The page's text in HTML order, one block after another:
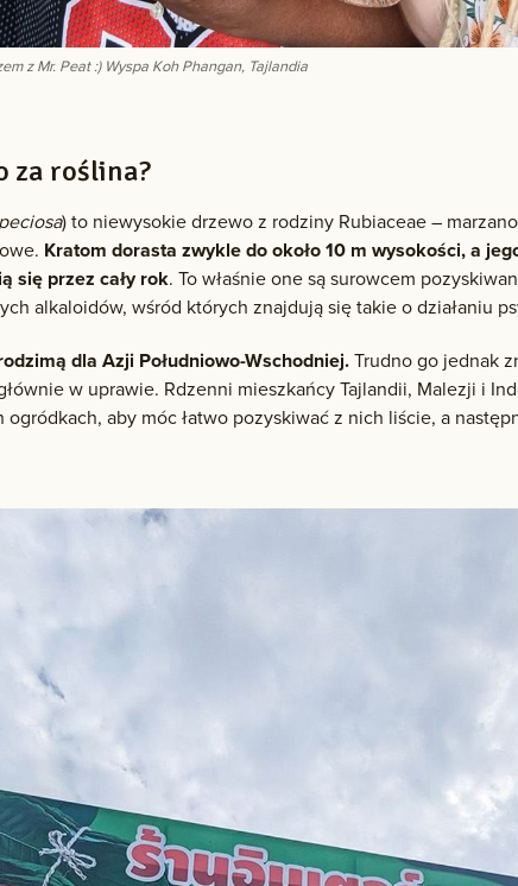
z Mr. Peat :) Wyspa Koh Phangan, Tajlandia
za roślina?
) to niewysokie drzewo z rodziny Rubiaceae –
Kratom dorasta zwykle do około 10 m wysokości, a
się przez cały rok. To właśnie one są surowcem
alkaloidów, wśród których znajdują się takie o działaniu
dla Azji Południowo-Wschodniej.Trudno go jednak
w uprawie. Rdzenni mieszkańcy Tajlandii, Malezji i
aby móc łatwo pozyskiwać z nich liście, a